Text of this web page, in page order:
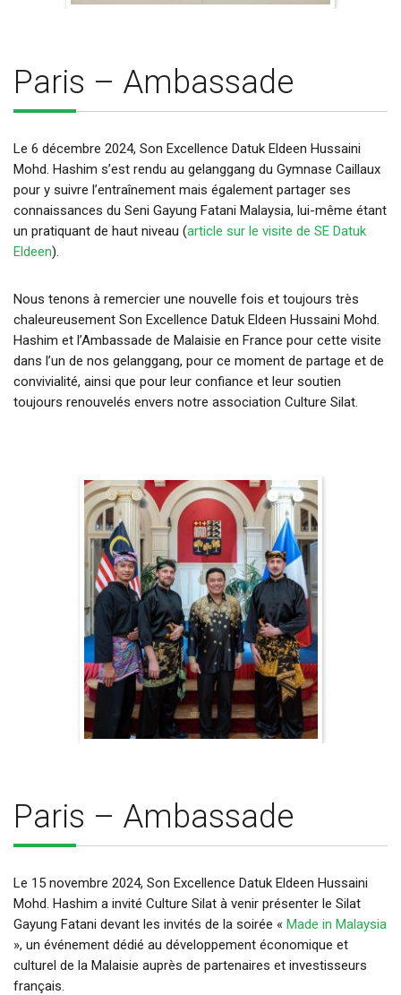
Paris – Ambassade
Le 6 décembre 2024, Son Excellence Datuk Eldeen Hussaini
Mohd. Hashim s’est rendu au gelanggang du Gymnase Caillaux
pour y suivre l’entraînement mais également partager ses
connaissances du Seni Gayung Fatani Malaysia, lui-même étant
un pratiquant de haut niveau (article sur le visite de SE Datuk
Eldeen).
Nous tenons à remercier une nouvelle fois et toujours très
chaleureusement Son Excellence Datuk Eldeen Hussaini Mohd.
Hashim et l’Ambassade de Malaisie en France pour cette visite
dans l’un de nos gelanggang, pour ce moment de partage et de
convivialité, ainsi que pour leur confiance et leur soutien
toujours renouvelés envers notre association Culture Silat.
Paris – Ambassade
Le 15 novembre 2024, Son Excellence Datuk Eldeen Hussaini
Mohd. Hashim a invité Culture Silat à venir présenter le Silat
Gayung Fatani devant les invités de la soirée « Made in Malaysia
», un événement dédié au développement économique et
culturel de la Malaisie auprès de partenaires et investisseurs
français.